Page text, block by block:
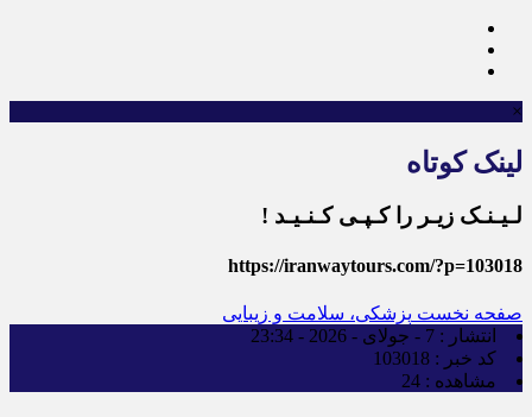
×
لینک کوتاه
لـیـنـک زیـر را کـپـی کـنـیـد !
https://iranwaytours.com/?p=103018
صفحه نخست پزشکی، سلامت و زیبایی
انتشار : 7 - جولای - 2026 - 23:34
کد خبر : 103018
مشاهده : 24